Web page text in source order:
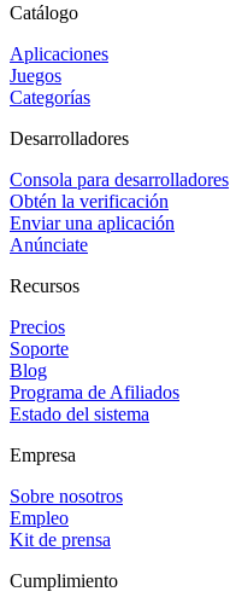
Catálogo
Aplicaciones
Juegos
Categorías
Desarrolladores
Consola para desarrolladores
Obtén la verificación
Enviar una aplicación
Anúnciate
Recursos
Precios
Soporte
Blog
Programa de Afiliados
Estado del sistema
Empresa
Sobre nosotros
Empleo
Kit de prensa
Cumplimiento